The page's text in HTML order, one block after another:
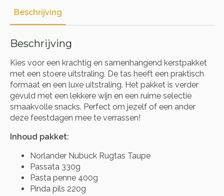
Beschrijving
Beschrijving
Kies voor een krachtig en samenhangend kerstpakket
met een stoere uitstraling. De tas heeft een praktisch
formaat en een luxe uitstraling. Het pakket is verder
gevuld met een lekkere wijn en een ruime selectie
smaakvolle snacks. Perfect om jezelf of een ander
deze feestdagen mee te verrassen!
Inhoud pakket:
Norlander Nubuck Rugtas Taupe
Passata 330g
Pasta penne 400g
Pinda pils 220g